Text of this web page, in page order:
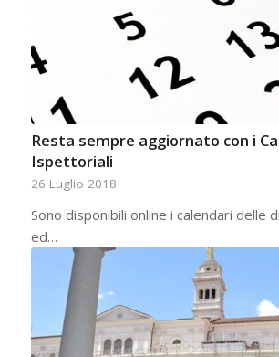
Resta sempre aggiornato con i
Ispettoriali
26 Luglio 2018
Sono disponibili online i calendari delle
ed…